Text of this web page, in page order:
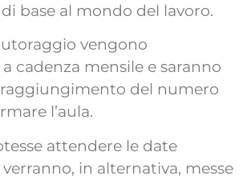
base al mondo del lavoro.
vengono
cadenza mensile e saranno
raggiungimento del numero
l’aula.
attendere le date
in alternativa, messe